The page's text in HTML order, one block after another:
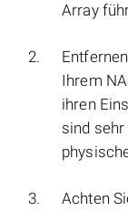
Array
Ihrem
ihren
sind
Achten